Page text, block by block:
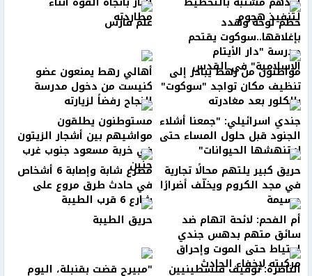
لتنفيذ هجوم مطاردته حطّم لوحة وهدد
بإغلاقها..سوكوت يقتحم
مدرسة "دار الأيتام
الإسلامية" في القدس
علم فارس
مواطنون من رهط يبادر إلى
تنظيف مكان تواجد "سوكوت"
بالكلور بعد مغادرته
أهالي رهط يمنعون عضو
كنيست من دخول مدرسة
النجاح رفضاً لزيارته
جندي اسرائيلي: "جمعنا أشلاء
الجنود قبل حلول المساء حتى
لا تنهشها الحيوانات"
مستوطنون يطلقون
مواشيهم بين أشجار الزيتون
في خربة مسعود جنوب غرب
جنين حريق كبير يلتهم محالًا تجارية
في مجد الكروم ويخلّف أضرارًا
جسيمة
مصرع شابة وإصابة 6 أشخاص
في حادث طرق مروع على
شارع 6 قرب الطيبة
أم الفحم: لائحة اتهام ضد
سائق متهم بدهس جندي
احتياط حتى الموت وإحراق
مركبته لإخفاء الحادث
حريق الطيبة
الناصرة: توقيف فلسطينيين "مبيرح قضت بقنبلة، اليوم